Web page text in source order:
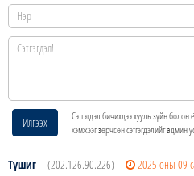
Илгээх
Сэтгэгдэл бичихдээ хууль зүйн болон
хэмжээг зөрчсөн сэтгэгдэлийг админ
Түшиг (202.126.90.226)
2025 оны 09